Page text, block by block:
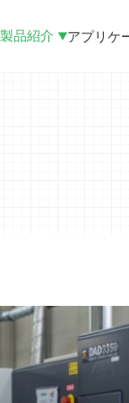
製品紹介 アプリケ